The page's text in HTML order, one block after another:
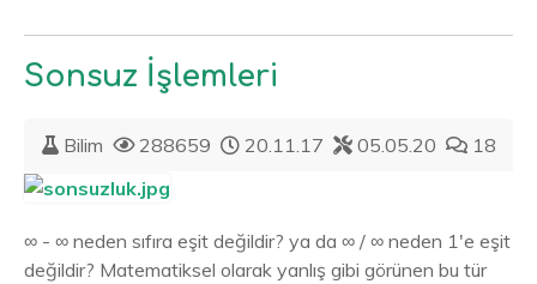
Sonsuz İşlemleri
Bilim 288659 20.11.17 05.05.20 18
∞ - ∞ neden sıfıra eşit değildir? ya da ∞ / ∞ neden 1'e eşit
değildir? Matematiksel olarak yanlış gibi görünen bu tür